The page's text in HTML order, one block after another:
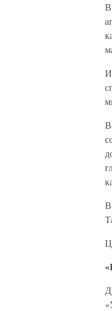
В
В